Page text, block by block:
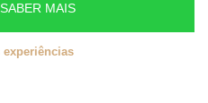
MAIS
experiências